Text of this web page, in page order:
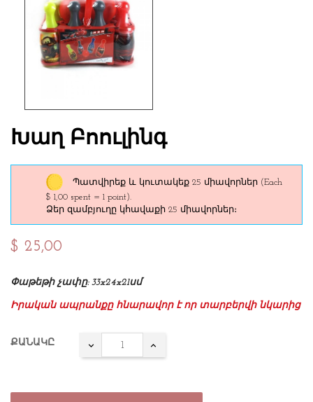
Խաղ Բոուլինգ
Պատվիրեք և կուտակեք 25 միավորներ (Each
$ 1,00 spent = 1 point).
Ձեր զամբյուղը կհավաքի 25 միավորներ։
$ 25,00
Փաթեթի չափը: 33x24x21սմ
Իրական ապրանքը հնարավոր է որ տարբերվի նկարից
ՔԱՆԱԿԸ